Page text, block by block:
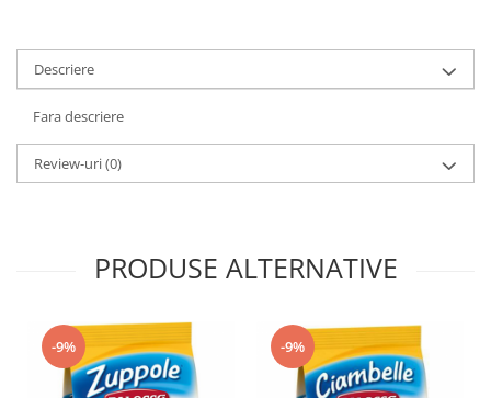
Descriere
Fara descriere
Review-uri(0)
PRODUSE ALTERNATIVE
-9% -9%